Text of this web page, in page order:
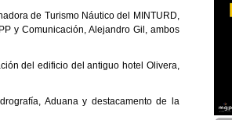
de Turismo Náutico del MINTURD,
y Comunicación, Alejandro Gil, ambos
del edificio del antiguo hotel Olivera,
Aduana y destacamento de la